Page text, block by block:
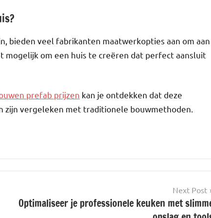
bieden veel fabrikanten maatwerkopties aan om aan
mogelijk om een ​​huis te creëren dat perfect aansluit
prefab prijzen kan je ontdekken dat deze
vergeleken met traditionele bouwmethoden.
Next Post
Optimaliseer je professionele keuken met